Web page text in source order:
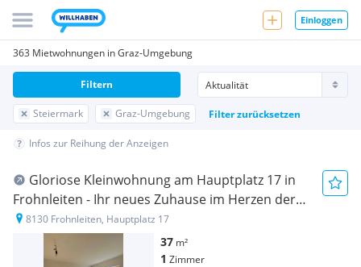
Einloggen
363 Mietwohnungen in Graz-Umgebung
Steiermark Graz-Umgebung Filter zurücksetzen
Filtern
Infos zur Reihung der Anzeigen
Gloriose Kleinwohnung am Hauptplatz 17 in
Frohnleiten - Ihr neues Zuhause im Herzen der
Steiermark zur Miete!
8130 Frohnleiten, Hauptplatz 17
37 m²
1 Zimmer